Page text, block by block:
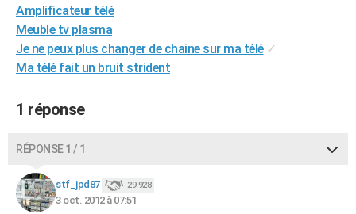
Destinations
City break
Voyage nature
Voyage de noces
Forum
Climat
+PHOTO
GUIDES D'ACHAT
CARTE DE VOEUX
Carte de Noël
Carte Bonne année
Carte Saint-Valentin
Carte Pâques
Carte d'anniversaire
DICTIONNAIRE
Dictionnaire
Biographies
Citations
Expressions
Proverbes
PROGRAMME TV
COPAINS D'AVANT
Amplificateur télé
Meuble tv plasma
Je ne peux plus changer de chaine sur ma télé ✓
Ma télé fait un bruit strident
1 réponse
RÉPONSE 1 / 1
stf_jpd87 29 928
3 oct. 2012 à 07:51